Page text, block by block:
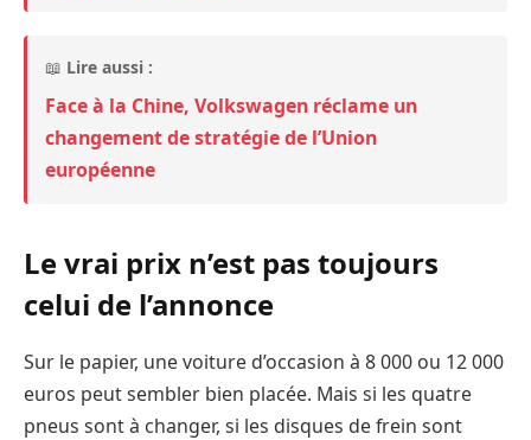
📖 Lire aussi :
Face à la Chine, Volkswagen réclame un
changement de stratégie de l’Union
européenne
Le vrai prix n’est pas toujours
celui de l’annonce
Sur le papier, une voiture d’occasion à 8 000 ou 12 000
euros peut sembler bien placée. Mais si les quatre
pneus sont à changer, si les disques de frein sont